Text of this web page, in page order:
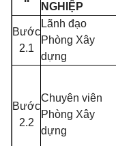
NGHIỆP
Bước
2.1
Lãnh đạo
Phòng Xây
dựng
Bước
2.2
Chuyên viên
Phòng Xây
dựng